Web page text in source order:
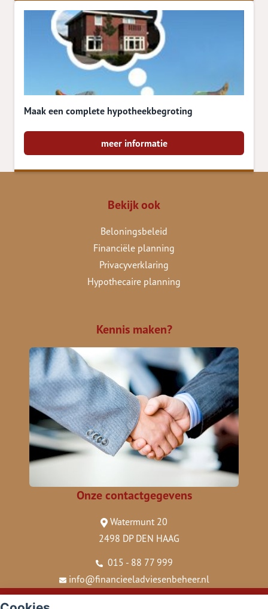
Maak een complete hypotheekbegroting
meer informatie
Bekijk ook
Beloningsbeleid
Financiële planning
Privacyverklaring
Hypothecaire planning
Kennis maken?
Onze contactgegevens
Watermunt 20
2498 DP DEN HAAG
015 - 88 77 999
info@financieeladviesenbeheer.nl